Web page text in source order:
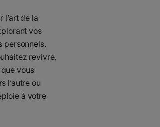
l’art de la
vos
personnels.
revivre,
vous
l’autre ou
à votre